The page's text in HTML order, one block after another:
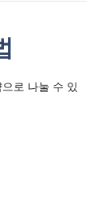
로 나눌 수 있